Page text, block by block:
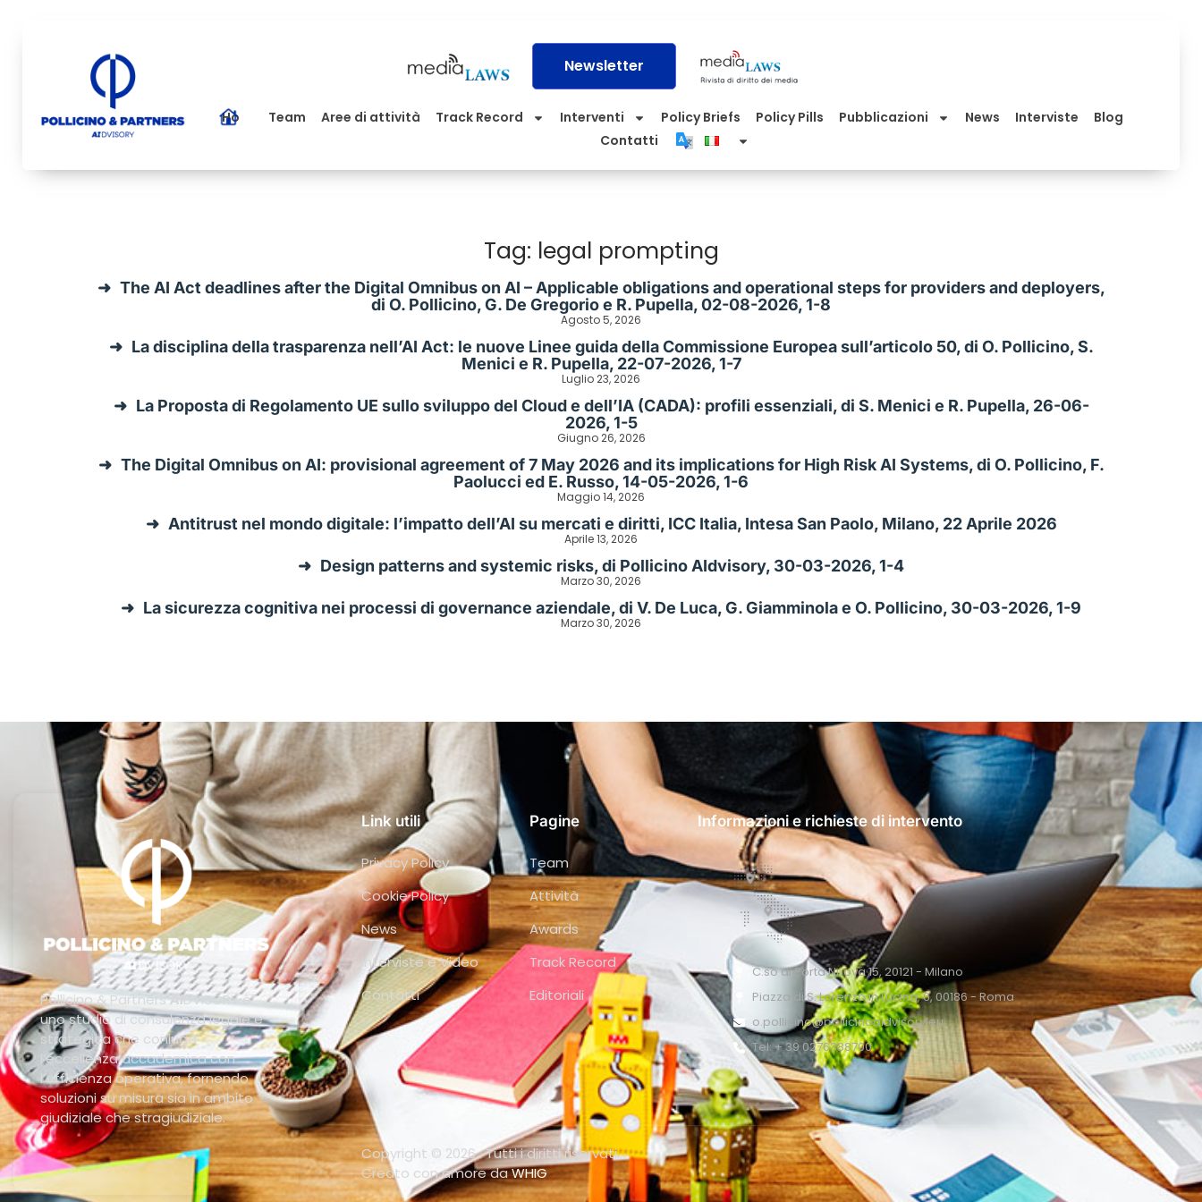
Newsletter
Home Team Aree di attività Track Record Interventi Policy Briefs Policy Pills Pubblicazioni News Interviste
Blog
Contatti
Tag: legal prompting
The AI Act deadlines after the Digital Omnibus on AI – Applicable obligations and operational steps for providers and deployers,
di O. Pollicino, G. De Gregorio e R. Pupella, 02-08-2026, 1-8
Agosto 5, 2026
La disciplina della trasparenza nell’AI Act: le nuove Linee guida della Commissione Europea sull’articolo 50, di O. Pollicino, S.
Menici e R. Pupella, 22-07-2026, 1-7
Luglio 23, 2026
La Proposta di Regolamento UE sullo sviluppo del Cloud e dell’IA (CADA): profili essenziali, di S. Menici e R. Pupella, 26-06-
2026, 1-5
Giugno 26, 2026
The Digital Omnibus on AI: provisional agreement of 7 May 2026 and its implications for High Risk AI Systems, di O. Pollicino, F.
Paolucci ed E. Russo, 14-05-2026, 1-6
Maggio 14, 2026
Antitrust nel mondo digitale: l’impatto dell’AI su mercati e diritti, ICC Italia, Intesa San Paolo, Milano, 22 Aprile 2026
Aprile 13, 2026
Design patterns and systemic risks, di Pollicino AIdvisory, 30-03-2026, 1-4
Marzo 30, 2026
La sicurezza cognitiva nei processi di governance aziendale, di V. De Luca, G. Giamminola e O. Pollicino, 30-03-2026, 1-9
Marzo 30, 2026
Pollicino & PartnersAIDVISORY è
uno studio di consulenza legale e
strategica che coniuga
l’eccellenza accademica con
l’efficienza operativa, fornendo
soluzioni su misura sia in ambito
giudiziale che stragiudiziale.
Link utili
Privacy Policy
Cookie Policy
News
Interviste e Video
Contatti
Pagine
Team
Attività
Awards
Track Record
Editoriali
Informazioni e richieste di intervento
C.so di Porta Nuova 15, 20121 - Milano
Piazza di S. Lorenzo in Lucina, 6, 00186 - Roma
o.pollicino@pollicinoaidvisory.eu
Tel: + 39 0276388700
Copyright © 2026 . Tutti i diritti riservati.
Creato con amore daWHIG